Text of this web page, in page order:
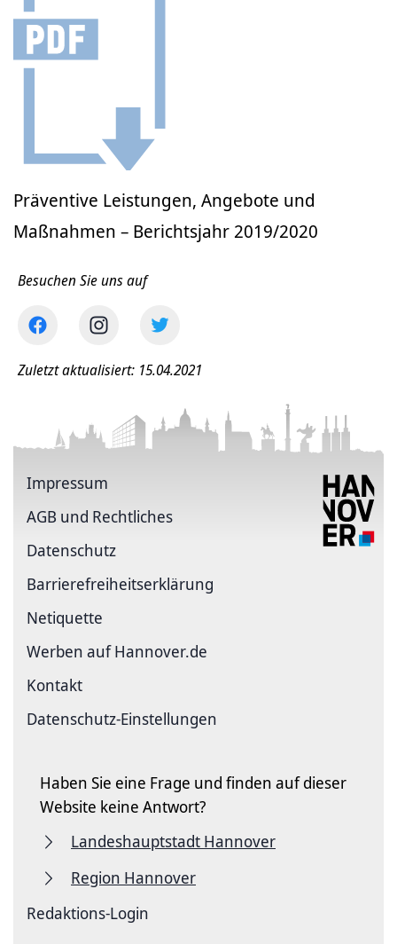
Präventive Leistungen, Angebote und
Maßnahmen – Berichtsjahr 2019/2020
Besuchen Sie uns auf
Zuletzt aktualisiert: 15.04.2021
Impressum
AGB und Rechtliches
Datenschutz
Barriere­freiheits­erklärung
Netiquette
Werben auf Hannover.de
Kontakt
Datenschutz-Einstellungen
Haben Sie eine Frage und finden auf dieser
Website keine Antwort?
Landeshauptstadt Hannover
Region Hannover
Redaktions-Login